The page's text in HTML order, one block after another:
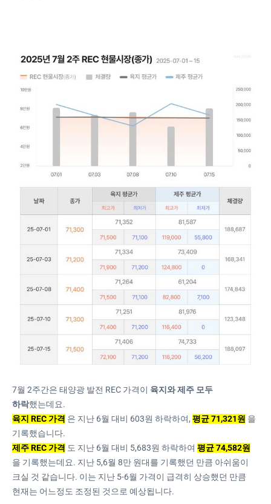
7월 2주간은 태양광 발전 REC 가격이 육지와 제주 모두
하락했는데요.
육지 REC 가격 은 지난 6월 대비 603원 하락하여, 평균 71,321원 을
기록했습니다.
제주 REC 가격 도 지난 6월 대비 5,683원 하락하여 평균 74,582원
을 기록했는데요. 지난 5,6월 8만 원대를 기록했던 만큼 아쉬움이
크실 것 같습니다. 이는 지난 5-6월 가격이 급격히 상승했던 만큼
현재는 어느정도 조정된 것으로 예상됩니다.